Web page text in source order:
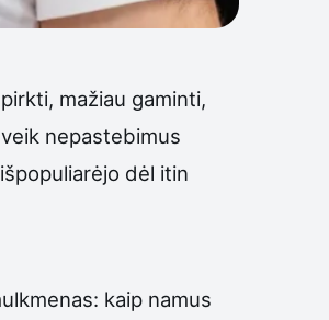
mažiau gaminti,
nepastebimus
dėl itin
kaip namus